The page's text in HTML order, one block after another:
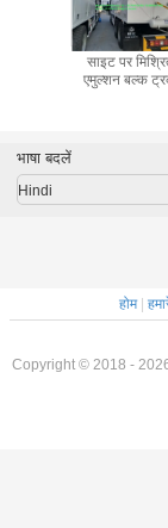
साइट पर
एमुल्शन बल्क
भाषा बदलें
Hindi
होम|
Copyright © 2018 -